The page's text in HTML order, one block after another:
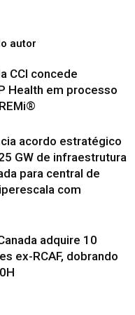
autor
CCI concede
Health em processo
acordo estratégico
GW de infraestrutura
para central de
com
adquire 10
ex-RCAF, dobrando